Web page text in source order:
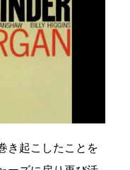
き起こしたことを